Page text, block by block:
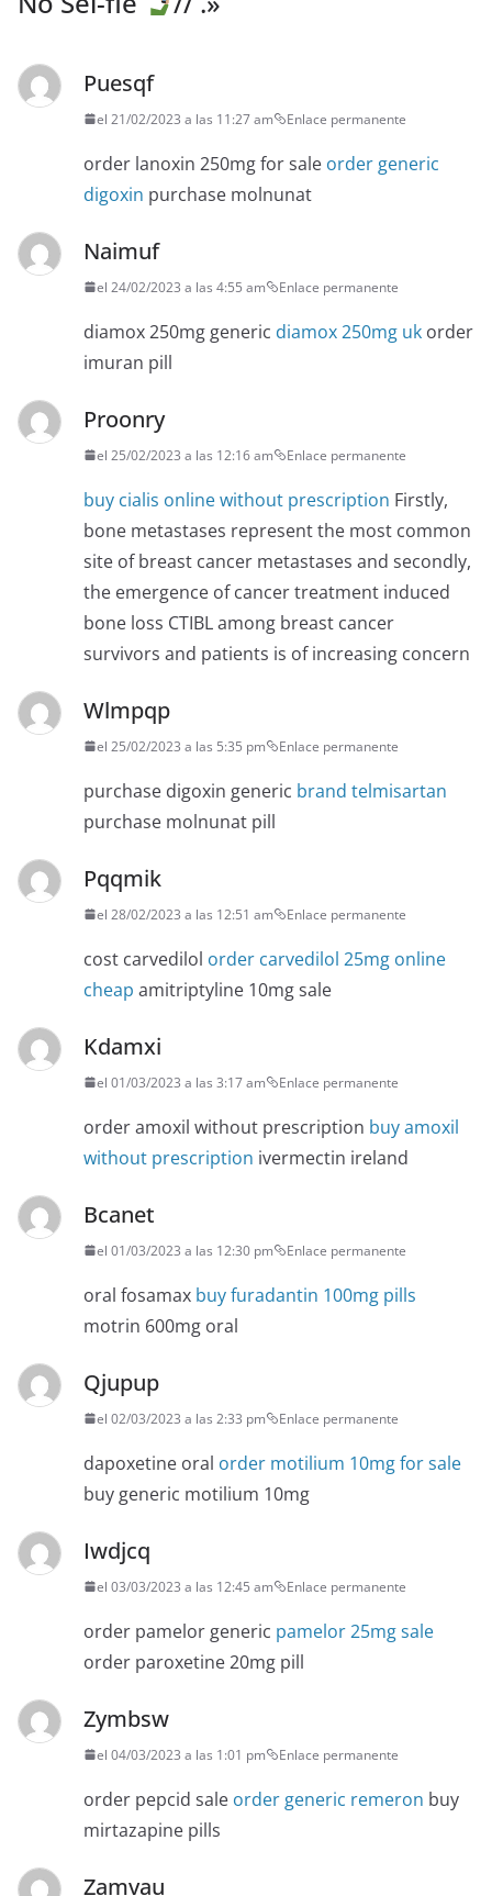
Puesqf
el 21/02/2023 a las 11:27 am Enlace permanente
order lanoxin 250mg for sale order generic
digoxin purchase molnunat
Naimuf
el 24/02/2023 a las 4:55 am Enlace permanente
diamox 250mg generic diamox 250mg uk order
imuran pill
Proonry
el 25/02/2023 a las 12:16 am Enlace permanente
buy cialis online without prescription Firstly,
bone metastases represent the most common
site of breast cancer metastases and secondly,
the emergence of cancer treatment induced
bone loss CTIBL among breast cancer
survivors and patients is of increasing concern
Wlmpqp
el 25/02/2023 a las 5:35 pm Enlace permanente
purchase digoxin generic brand telmisartan
purchase molnunat pill
Pqqmik
el 28/02/2023 a las 12:51 am Enlace permanente
cost carvedilol order carvedilol 25mg online
cheap amitriptyline 10mg sale
Kdamxi
el 01/03/2023 a las 3:17 am Enlace permanente
order amoxil without prescription buy amoxil
without prescription ivermectin ireland
Bcanet
el 01/03/2023 a las 12:30 pm Enlace permanente
oral fosamax buy furadantin 100mg pills
motrin 600mg oral
Qjupup
el 02/03/2023 a las 2:33 pm Enlace permanente
dapoxetine oral order motilium 10mg for sale
buy generic motilium 10mg
Iwdjcq
el 03/03/2023 a las 12:45 am Enlace permanente
order pamelor generic pamelor 25mg sale
order paroxetine 20mg pill
Zymbsw
el 04/03/2023 a las 1:01 pm Enlace permanente
order pepcid sale order generic remeron buy
mirtazapine pills
Zamvau